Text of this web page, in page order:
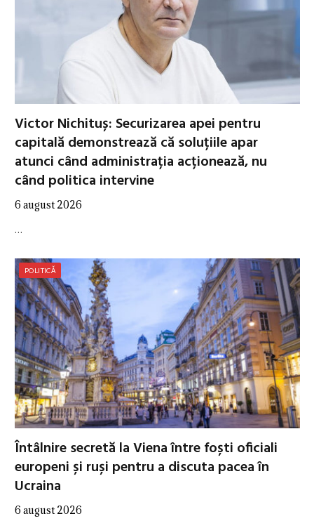
Victor Nichituș: Securizarea apei pentru
capitală demonstrează că soluțiile apar
atunci când administrația acționează, nu
când politica intervine
6 august 2026
…
POLITICĂ
Întâlnire secretă la Viena între foști oficiali
europeni și ruși pentru a discuta pacea în
Ucraina
6 august 2026